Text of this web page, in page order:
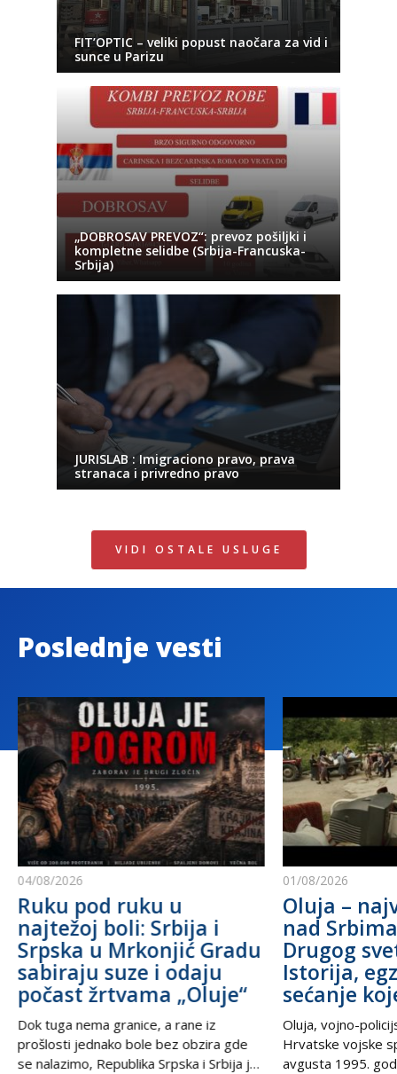
FIT’OPTIC – veliki popust naočara za vid i
sunce u Parizu
„DOBROSAV PREVOZ“: prevoz pošiljki i
kompletne selidbe (Srbija-Francuska-
Srbija)
JURISLAB : Imigraciono pravo, prava
stranaca i privredno pravo
VIDI OSTALE USLUGE
Poslednje vesti
04/08/2026
Ruku pod ruku u
najtežoj boli: Srbija i
Srpska u Mrkonjić Gradu
sabiraju suze i odaju
počast žrtvama „Oluje“
Dok tuga nema granice, a rane iz
prošlosti jednako bole bez obzira gde
se nalazimo, Republika Srpska i Srbija još
01/08/2026
Oluja –
nad
Drugog
Istorija,
sećanje
Oluja, vojno-
Hrvatske vojske
avgusta 1995.